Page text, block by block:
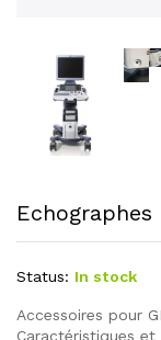
Echographes
Status: In stock
Accessoires pour
Caractéristiques